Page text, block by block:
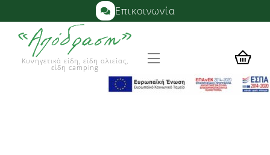
to
content
Επικοινωνία
Κυνηγετικά είδη, είδη αλιείας,
είδη camping
Menu